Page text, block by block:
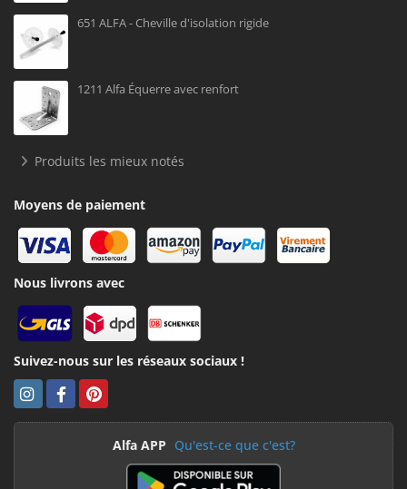
651 ALFA - Cheville d'isolation rigide
1211 Alfa Équerre avec renfort
Produits les mieux notés
Moyens de paiement
Nous livrons avec
Suivez-nous sur les réseaux sociaux !
Alfa APP Qu'est-ce que c'est?